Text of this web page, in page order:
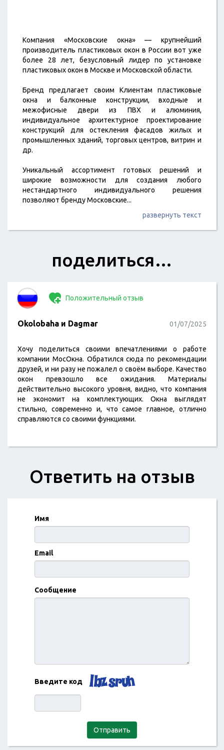
Компания «Московские окна» — крупнейший
производитель пластиковых окон в России вот уже
более 28 лет, безусловный лидер по установке
пластиковых окон в Москве и Московской области.
Бренд предлагает своим Клиентам пластиковые
окна и балконные конструкции, входные и
межофисные двери из ПВХ и алюминия,
индивидуальное архитектурное проектирование
конструкций для остекления фасадов жилых и
промышленных зданий, торговых центров, витрин и
др.
Уникальный ассортимент готовых решений и
широкие возможности для создания любого
нестандартного индивидуального решения
позволяют бренду Московские...
развернуть текст
поделиться…
Положительный отзыв
Okolobaha и Dagmar 01/07/2025
Хочу поделиться своими впечатлениями о работе
компании МосОкна. Обратился сюда по рекомендации
друзей, и ни разу не пожалел о своём выборе. Качество
окон превзошло все ожидания. Материалы
действительно высокого уровня, видно, что компания
не экономит на комплектующих. Окна выглядят
стильно, современно и, что самое главное, отлично
справляются со своими функциями.
Ответить на отзыв
Имя
Email
Сообщение
Введите код
Отправить